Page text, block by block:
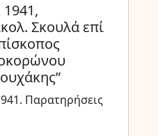
Σκουλά επί
Παρατηρήσεις